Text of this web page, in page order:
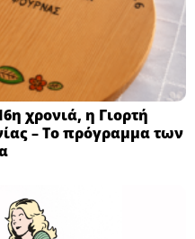
χρονιά, η Γιορτή
– Το πρόγραμμα των